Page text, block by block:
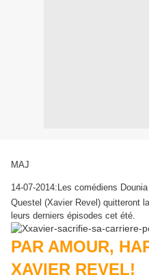
MAJ
14-07-2014:Les comédiens
Questel (Xavier Revel) quitteront
leurs derniers épisodes cet été.
PAR AMOUR,
XAVIER REVEL!